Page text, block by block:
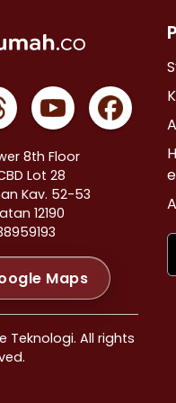
Baru >
>
Abang >
>
Hilir >
Selatan >
>
Selatan >
Selatan >
Agung >
Pinang >
Baru >
Prapatan >
8th Floor
Lot 28
Kav. 52-53
12190
Maps
Teknologi. All rights